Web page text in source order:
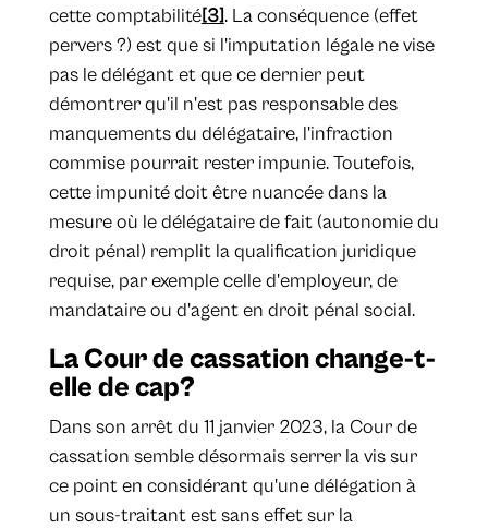
cette comptabilité[3]. La conséquence (effet
pervers ?) est que si l'imputation légale ne vise
pas le délégant et que ce dernier peut
démontrer qu'il n'est pas responsable des
manquements du délégataire, l'infraction
commise pourrait rester impunie. Toutefois,
cette impunité doit être nuancée dans la
mesure où le délégataire de fait (autonomie du
droit pénal) remplit la qualification juridique
requise, par exemple celle d'employeur, de
mandataire ou d'agent en droit pénal social.
La Cour de cassation change-t-
elle de cap?
Dans son arrêt du 11 janvier 2023, la Cour de
cassation semble désormais serrer la vis sur
ce point en considérant qu'une délégation à
un sous-traitant est sans effet sur la